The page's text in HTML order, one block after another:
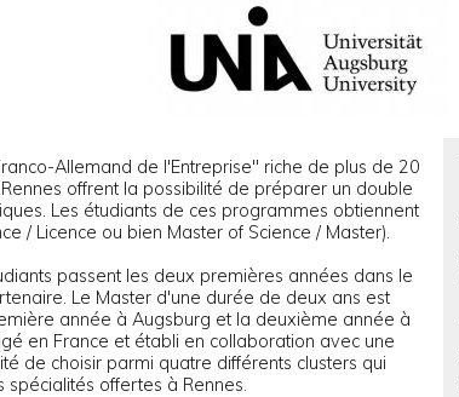
Allemand de l'Entreprise" riche de plus de 20
offrent la possibilité de préparer un double
Les étudiants de ces programmes obtiennent
/ Licence ou bien Master of Science / Master).
passent les deux premières années dans le
Le Master d'une durée de deux ans est
année à Augsburg et la deuxième année à
en France et établi en collaboration avec une
de choisir parmi quatre différents clusters qui
offertes à Rennes.